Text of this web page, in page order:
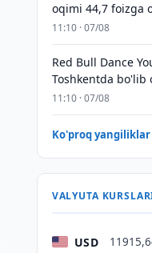
oqimi 44,7 foizga
11:10 · 07/08
Red Bull Dance
Toshkentda bo'lib
11:10 · 07/08
Ko'proq
VALYUTA
USD